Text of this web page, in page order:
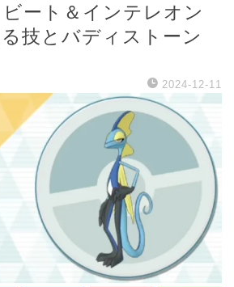
ビート＆インテレオン
技とバディストーン
2024-12-11